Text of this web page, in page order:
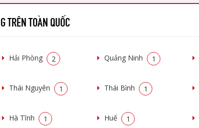
TRÊN TOÀN QUỐC
Hải Phòng 2 Quảng Ninh 1
Thái Nguyên 1 Thái Bình 1
Hà Tĩnh 1 Huế 1